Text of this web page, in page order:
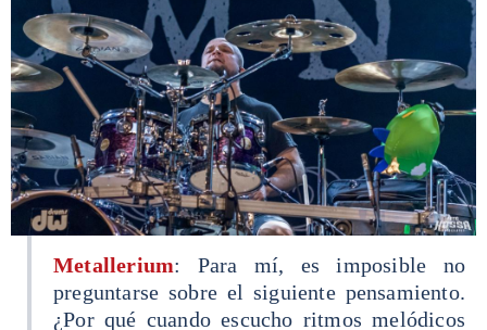
Metallerium: Para mí, es imposible no
preguntarse sobre el siguiente pensamiento.
¿Por qué cuando escucho ritmos melódicos